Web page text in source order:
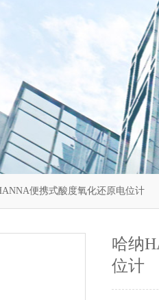
便携式酸度氧化还原电位计
哈纳
位计